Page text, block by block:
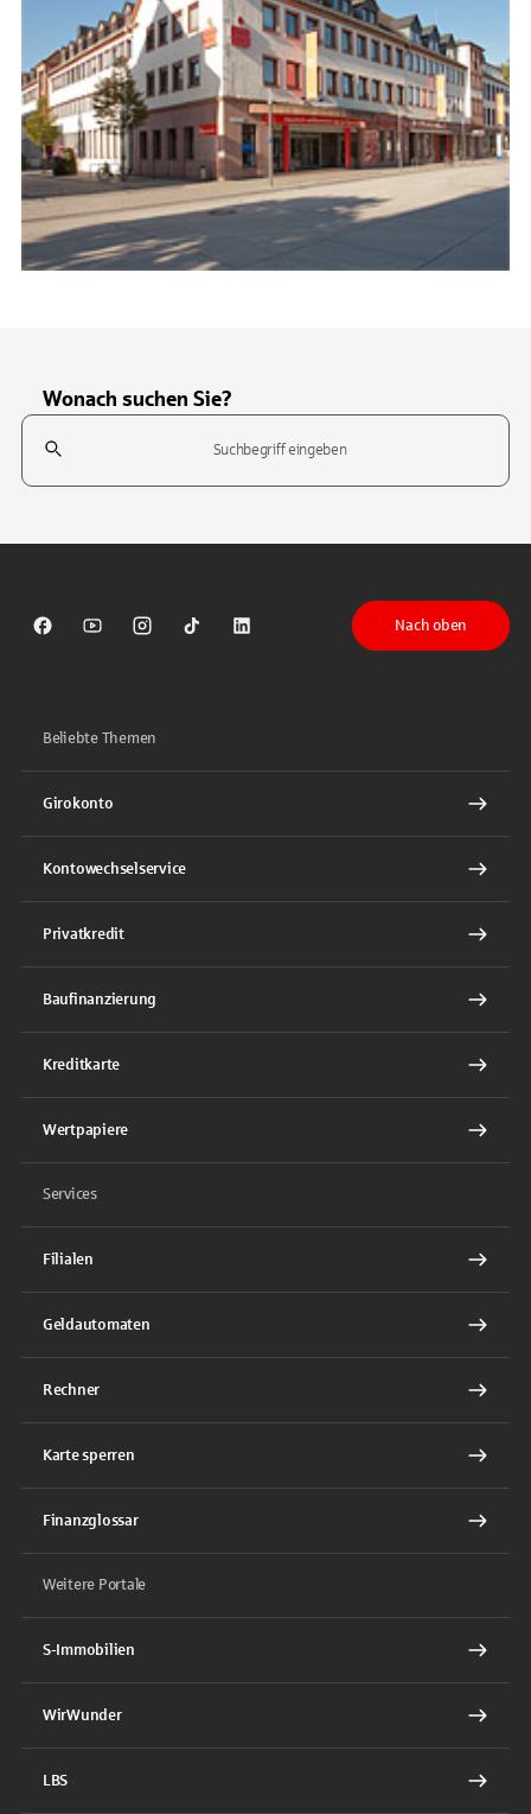
Wonach suchen Sie?
Suchfeld
Sparkasse auf Facebook
Sparkasse auf Youtube
Sparkasse auf Instagram
Sparkasse auf TikTok
Sparkasse auf LinkedIn
Nach oben
Beliebte Themen
Girokonto
Kontowechselservice
Privatkredit
Baufinanzierung
Kreditkarte
Wertpapiere
Services
Filialen
Geldautomaten
Rechner
Karte sperren
Finanzglossar
Weitere Portale
S-Immobilien
WirWunder
LBS